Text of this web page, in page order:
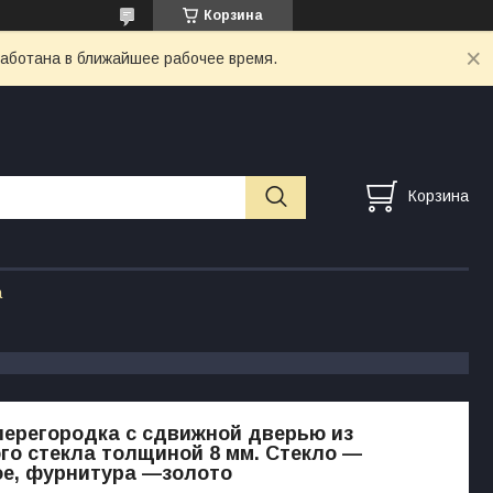
Корзина
в ближайшее рабочее время.
Корзина
с сдвижной дверью из
стекла толщиной 8 мм. Стекло —
фурнитура —золото